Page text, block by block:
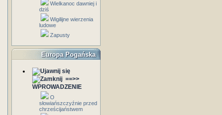
Wielkanoc dawniej i
dziś
Wigilijne wierzenia
ludowe
Zapusty
Europa Pogańska
==>>
WPROWADZENIE
O
słowiańszczyźnie przed
chrześcijaństwem